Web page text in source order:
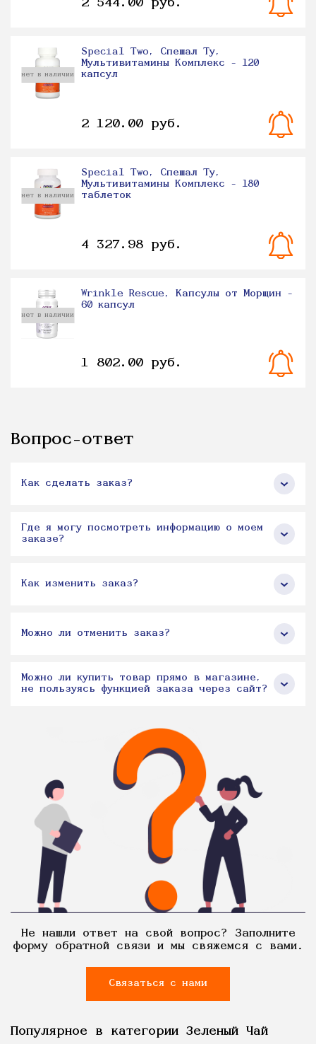
2 544.00 руб.
нет в наличии
Special Two, Спешал Ту,
Мультивитамины Комплекс - 120
капсул
2 120.00 руб.
нет в наличии
Special Two, Спешал Ту,
Мультивитамины Комплекс - 180
таблеток
4 327.98 руб.
нет в наличии
Wrinkle Rescue, Капсулы от Морщин -
60 капсул
1 802.00 руб.
Вопрос-ответ
Как сделать заказ?
Где я могу посмотреть информацию о моем
заказе?
Как изменить заказ?
Можно ли отменить заказ?
Можно ли купить товар прямо в магазине,
не пользуясь функцией заказа через сайт?
Не нашли ответ на свой вопрос? Заполните
форму обратной связи и мы свяжемся с вами.
Связаться с нами
Популярное в категории Зеленый Чай